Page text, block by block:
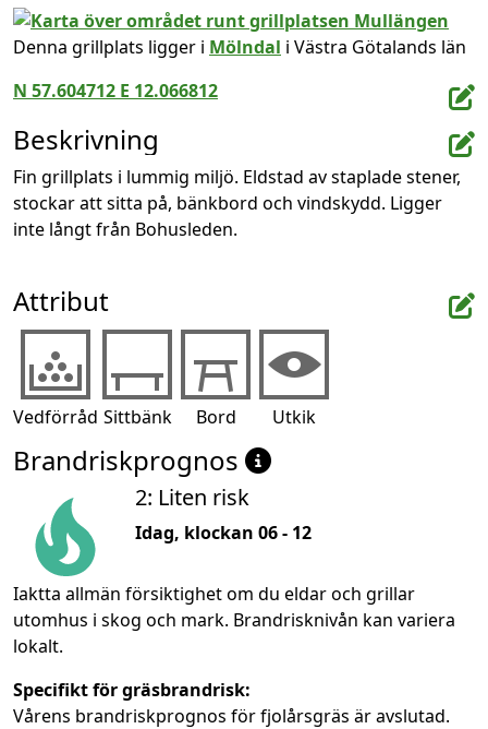
Denna grillplats ligger i Mölndal i Västra Götalands län
N 57.604712 E 12.066812
Beskrivning
Fin grillplats i lummig miljö. Eldstad av staplade stener,
stockar att sitta på, bänkbord och vindskydd. Ligger
inte långt från Bohusleden.
Attribut
Vedförråd Sittbänk Bord Utkik
Brandriskprognos
2: Liten risk
Idag, klockan 06 - 12
Iaktta allmän försiktighet om du eldar och grillar
utomhus i skog och mark. Brandrisknivån kan variera
lokalt.
Specifikt för gräsbrandrisk:
Vårens brandriskprognos för fjolårsgräs är avslutad.